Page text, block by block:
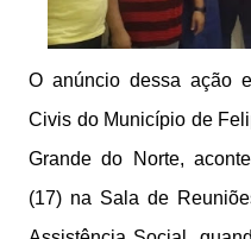
O anúncio dessa ação
Civis do Município de
Grande do Norte,
(17) na Sala de